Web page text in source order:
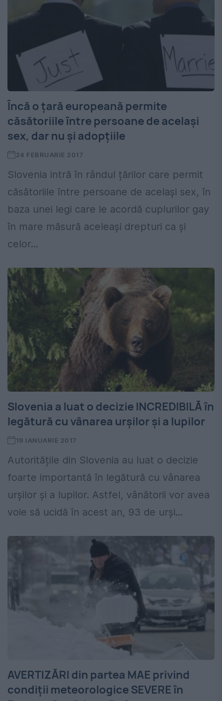
Încă o țară europeană permite
căsătoriile între persoane de același
sex, dar nu și adopțiile
24 FEBRUARIE 2017
Slovenia intră în rândul țărilor care permit
căsătoriile între persoane de același sex, în
baza unei legi care le acordă cuplurilor gay
în mare măsură aceleași drepturi ca și
celor...
Slovenia a luat o decizie INCREDIBILĂ în
legătură cu vânarea urșilor și a lupilor
19 IANUARIE 2017
Autoritățile din Slovenia au luat o decizie
foarte importantă în legătură cu vânarea
urșilor și a lupilor. Astfel, vânătorii vor avea
voie să ucidă în acest an, 93 de urși...
AVERTIZĂRI din partea MAE privind
condiții meteorologice SEVERE în